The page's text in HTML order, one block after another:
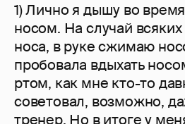
1) Лично я дышу во
носом. На случай
носа, в руке сжимаю
пробовала вдыхать
ртом, как мне кто-то
советовал, возможно,
тренер. Но в итоге у